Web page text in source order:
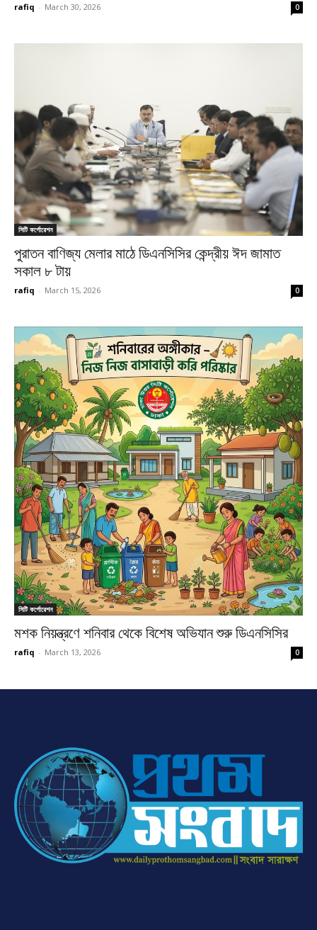
rafiq - March 30, 2026 0
সিটি কর্পোরেশন
পুরাতন বাণিজ্য মেলার মাঠে ডিএনসিসির কেন্দ্রীয় ঈদ জামাত
সকাল ৮ টায়
rafiq - March 15, 2026 0
সিটি কর্পোরেশন
মশক নিয়ন্ত্রণে শনিবার থেকে বিশেষ অভিযান শুরু ডিএনসিসির
rafiq - March 13, 2026 0